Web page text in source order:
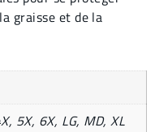
graisse et de la
5X, 6X, LG, MD, XL